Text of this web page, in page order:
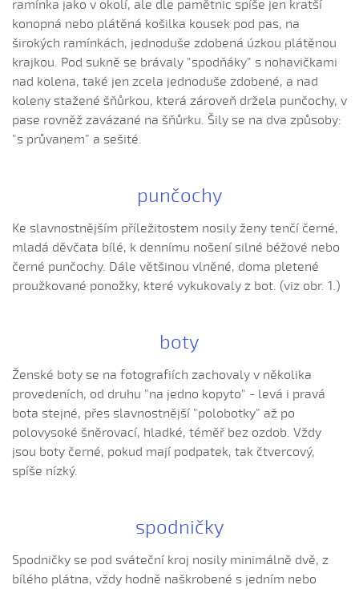
Hnalo dívča krávy, hnalo (Jolana Sedlářová, 2017)
Hnalo dívča krávy (Jana Gabrielová, 2010)
Hnalo dívča krávy (Kristýna Menšíková, 2013)
Hnalo dívča krávy (Lucie Němečková, 2013)
Hnalo dívča krávy (Nora Ondrová, 2014)
Hoja, hoja, hoja (Iva Bedřichová, 2005)
Hoja, hoja, hoja (Valerie Šabršulová, 2009)
Hopaj hop, hopaj hop
Hore ňú, dole ňú
Hradišťu, Hradišťu (Dominika Musilová, 2009)
Hrajte ně husličky (Daniel Bruštík, 2009)
Hrajte ně husličky (Marek Kuruc, 2014)
Hrajte ně husličky (Matouš Orlovský, 2017)
Hromy bijú...
Hromy bijú a déšť
Hromy bijú a déšť prší...
Hubočí, hubočí
Husári, husári...
Ide forman dolinú
ramínka jako v okolí, ale dle pamětnic spíše jen kratší
konopná nebo plátěná košilka kousek pod pas, na
širokých ramínkách, jednoduše zdobená úzkou plátěnou
krajkou. Pod sukně se brávaly "spodňáky" s nohavičkami
nad kolena, také jen zcela jednoduše zdobené, a nad
koleny stažené šňůrkou, která zároveň držela punčochy, v
pase rovněž zavázané na šňůrku. Šily se na dva způsoby:
"s průvanem" a sešité.
punčochy
Ke slavnostnějším příležitostem nosily ženy tenčí černé,
mladá děvčata bílé, k dennímu nošení silné béžové nebo
černé punčochy. Dále většinou vlněné, doma pletené
proužkované ponožky, které vykukovaly z bot. (viz obr. 1.)
boty
Ženské boty se na fotografiích zachovaly v několika
provedeních, od druhu "na jedno kopyto" - levá i pravá
bota stejné, přes slavnostnější "polobotky" až po
polovysoké šněrovací, hladké, téměř bez ozdob. Vždy
jsou boty černé, pokud mají podpatek, tak čtvercový,
spíše nízký.
spodničky
Spodničky se pod sváteční kroj nosily minimálně dvě, z
bílého plátna, vždy hodně naškrobené s jedním nebo